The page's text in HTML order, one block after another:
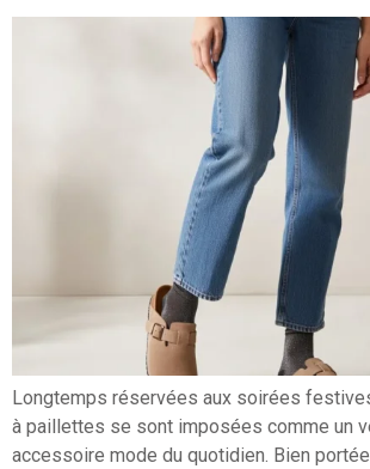
Longtemps réservées aux soirées
à paillettes se sont imposées comme un
accessoire mode du quotidien. Bien